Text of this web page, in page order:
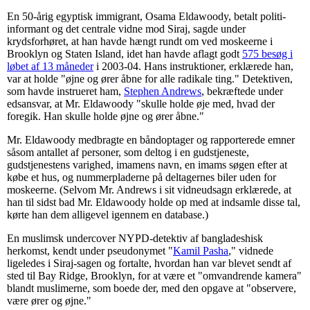
En 50-årig egyptisk immigrant, Osama Eldawoody, betalt politi-
informant og det centrale vidne mod Siraj, sagde under
krydsforhøret, at han havde hængt rundt om ved moskeerne i
Brooklyn og Staten Island, idet han havde aflagt godt 575 besøg i
løbet af 13 månederi 2003-04. Hans instruktioner, erklærede han,
var at holde "øjne og ører åbne for alle radikale ting." Detektiven,
som havde instrueret ham, Stephen Andrews, bekræftede under
edsansvar, at Mr. Eldawoody "skulle holde øje med, hvad der
foregik. Han skulle holde øjne og ører åbne."
Mr. Eldawoody medbragte en båndoptager og rapporterede emner
såsom antallet af personer, som deltog i en gudstjeneste,
gudstjenestens varighed, imamens navn, en imams søgen efter at
købe et hus, og nummerpladerne på deltagernes biler uden for
moskeerne. (Selvom Mr. Andrews i sit vidneudsagn erklærede, at
han til sidst bad Mr. Eldawoody holde op med at indsamle disse tal,
kørte han dem alligevel igennem en database.)
En muslimsk undercover NYPD-detektiv af bangladeshisk
herkomst, kendt under pseudonymet "Kamil Pasha," vidnede
ligeledes i Siraj-sagen og fortalte, hvordan han var blevet sendt af
sted til Bay Ridge, Brooklyn, for at være et "omvandrende kamera"
blandt muslimerne, som boede der, med den opgave at "observere,
være ører og øjne."